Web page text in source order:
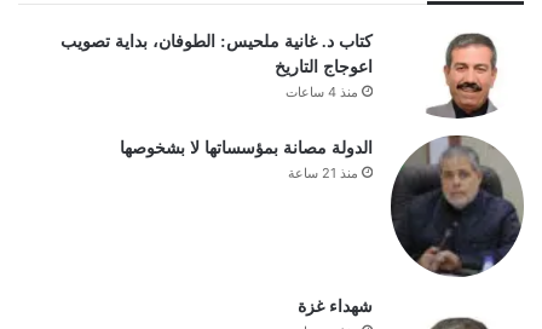
كتاب د. غانية ملحيس: الطوفان، بداية تصويب
اعوجاج التاريخ
منذ 4 ساعات
الدولة مصانة بمؤسساتها لا بشخوصها
منذ 21 ساعة
شهداء غزة